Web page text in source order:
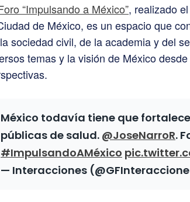
“Impulsando a México”, realizado
de México, es un espacio que
sociedad civil, de la academia y del
temas y la visión de México
México todavía tiene que
públicas de salud. @JoseNarroR.
#ImpulsandoAMéxico
— Interacciones